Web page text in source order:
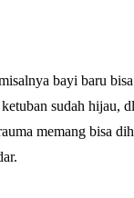
bayi baru
sudah hijau,
memang bisa